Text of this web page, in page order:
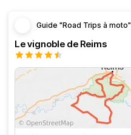
Guide "Road Trips à moto"
Le vignoble de Reims